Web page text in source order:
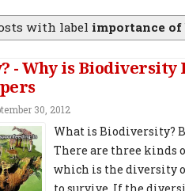
with label importance
- Why is Biodiversity
30, 2012
What is Biodiversity?
There are three kinds
which is the diversity